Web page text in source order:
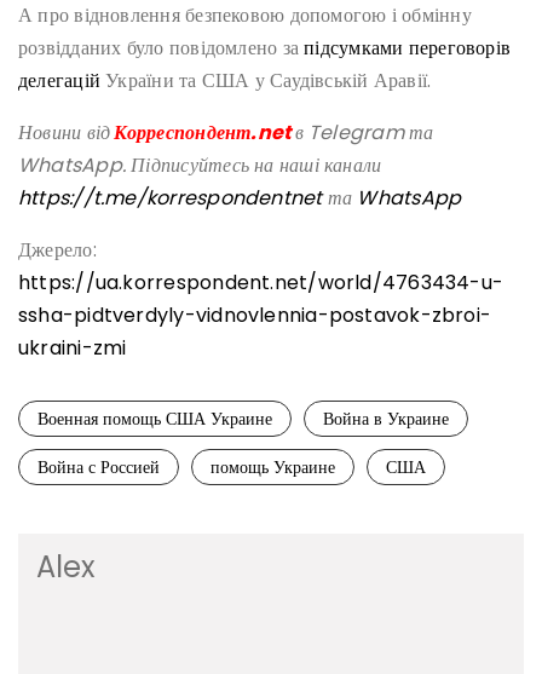
А про відновлення безпековою допомогою і обмінну
розвідданих було повідомлено запідсумками переговорів
делегаційУкраїни та США у Саудівській Аравії.
Новини відКорреспондент.netв Telegram та
WhatsApp. Підписуйтесь на наші канали
https://t.me/korrespondentnetта WhatsApp
Джерело:
https://ua.korrespondent.net/world/4763434-u-
ssha-pidtverdyly-vidnovlennia-postavok-zbroi-
ukraini-zmi
Военная помощь США Украине
Война в Украине
Война с Россией
помощь Украине США
Alex